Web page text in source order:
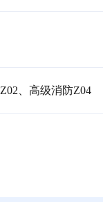
、高级消防Z04